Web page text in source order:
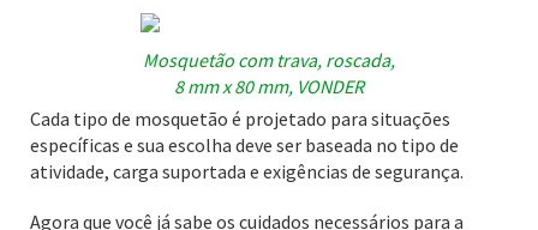
Mosquetão com trava, roscada,
8 mm x 80 mm, VONDER
Cada tipo de mosquetão é projetado para situações
específicas e sua escolha deve ser baseada no tipo de
atividade, carga suportada e exigências de segurança.
Agora que você já sabe os cuidados necessários para a